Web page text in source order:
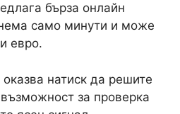
бърза онлайн
само минути и може
евро.
натиск да решите
за проверка